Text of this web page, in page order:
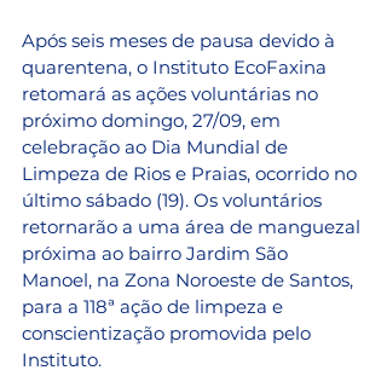
Após seis meses de pausa devido à
quarentena, o Instituto EcoFaxina
retomará as ações voluntárias no
próximo domingo, 27/09, em
celebração ao Dia Mundial de
Limpeza de Rios e Praias, ocorrido no
último sábado (19). Os voluntários
retornarão a uma área de manguezal
próxima ao bairro Jardim São
Manoel, na Zona Noroeste de Santos,
para a 118ª ação de limpeza e
conscientização promovida pelo
Instituto.